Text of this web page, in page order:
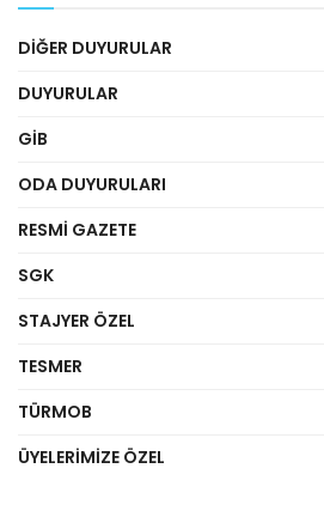
DIĞER DUYURULAR
DUYURULAR
GİB
ODA DUYURULARI
RESMI GAZETE
SGK
STAJYER ÖZEL
TESMER
TÜRMOB
ÜYELERIMIZE ÖZEL